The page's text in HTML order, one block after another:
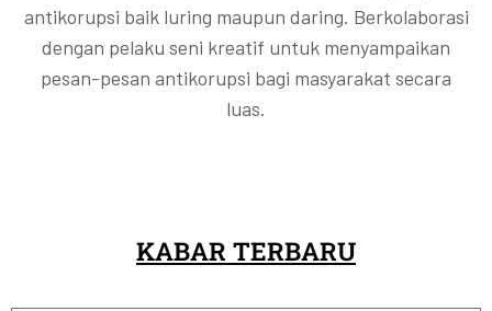
antikorupsi baik luring maupun daring. Berkolaborasi
dengan pelaku seni kreatif untuk menyampaikan
pesan-pesan antikorupsi bagi masyarakat secara
luas.
KABAR TERBARU